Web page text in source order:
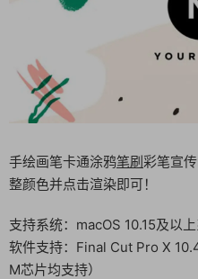
手绘画笔卡通涂鸦笔刷彩笔宣
整颜色并点击渲染即可！
支持系统：macOS 10.15及以
软件支持：Final Cut Pro X
M芯片均支持）